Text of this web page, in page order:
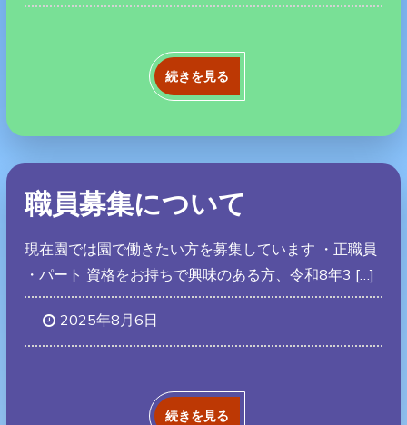
続きを見る
職員募集について
現在園では園で働きたい方を募集しています ・正職員
・パート 資格をお持ちで興味のある方、令和8年3 […]
2025年8月6日
続きを見る